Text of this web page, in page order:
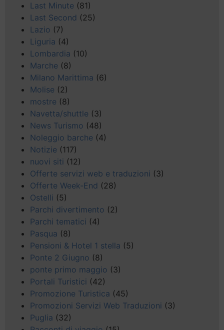
Last Minute (81)
Last Second (25)
Lazio (7)
Liguria (4)
Lombardia (10)
Marche (8)
Milano Marittima (6)
Molise (2)
mostre (8)
Navetta/shuttle (3)
News Turismo (48)
Noleggio barche (4)
Notizie (117)
nuovi siti (12)
Offerte servizi web e traduzioni (3)
Offerte Week-End (28)
Ostelli (5)
Parchi divertimento (2)
Parchi tematici (4)
Pasqua (8)
Pensioni & Hotel 1 stella (5)
Ponte 2 Giugno (8)
ponte primo maggio (3)
Portali Turistici (42)
Promozione Turistica (45)
Promozioni Servizi Web Traduzioni (3)
Puglia (32)